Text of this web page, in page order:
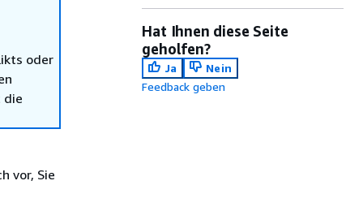
oder
die
vor, Sie
Hat Ihnen diese Seite
geholfen?
Ja
Nein
Feedback geben